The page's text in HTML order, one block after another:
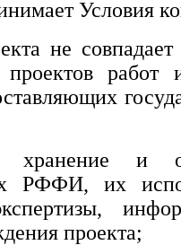
Условия
не
работ
хранение и
РФФИ, их
проекта;